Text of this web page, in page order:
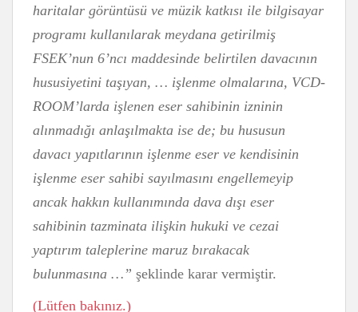
haritalar görüntüsü ve müzik katkısı ile bilgisayar
programı kullanılarak meydana getirilmiş
FSEK’nun 6’ncı maddesinde belirtilen davacının
hususiyetini taşıyan, … işlenme olmalarına, VCD-
ROOM’larda işlenen eser sahibinin izninin
alınmadığı anlaşılmakta ise de; bu hususun
davacı yapıtlarının işlenme eser ve kendisinin
işlenme eser sahibi sayılmasını engellemeyip
ancak hakkın kullanımında dava dışı eser
sahibinin tazminata ilişkin hukuki ve cezai
yaptırım taleplerine maruz bırakacak
bulunmasına …” şeklinde karar vermiştir.
(Lütfen bakınız.)